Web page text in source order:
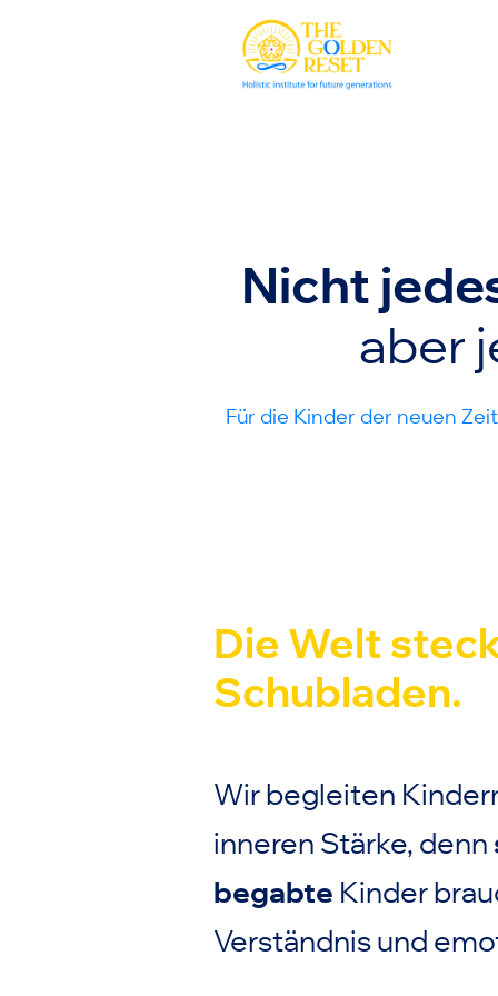
Nicht
aber
Für die Kinder der neuen
Die Welt
Schubladen.
Wir begleiten
inneren Stärke, denn
begabte Kinder
Verständnis und